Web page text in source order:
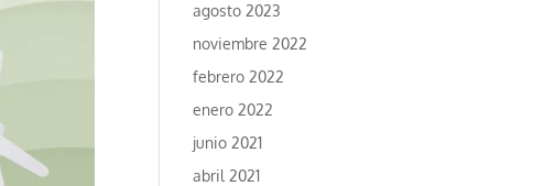
agosto 2023
noviembre 2022
febrero 2022
enero 2022
junio 2021
abril 2021